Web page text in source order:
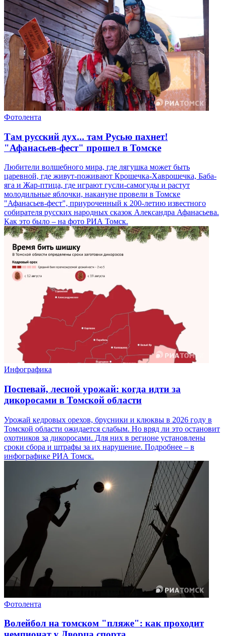
Фотолента
Там русский дух... там Русью пахнет!
"Афанасьев-фест" прошел в Томске
Любители волшебного мира, где лягушка может быть
царевной, где живут-поживают Крошечка-Хаврошечка, Баба-
яга и Жар-птица, где играют гусли-самогуды и растут
молодильные яблочки, накануне провели в Томске
"Афанасьев-фест", приуроченный к 200-летию известного
собирателя русских народных сказок Александра Афанасьева.
Как это было – на фото РИА Томск.
Инфографика
Поспевай, лесной урожай: когда идти за
дикоросами в Томской области
Урожай кедровых орехов, брусники и клюквы в 2026 году в
Томской области ожидается слабым. Но вряд ли это остановит
охотников за дикоросами. Для них в регионе установлены
сроки сбора и штрафы за их нарушение. Подробнее – в
инфографике РИА Томск.
Фотолента
Волейбол на томском "пляже": как проходит